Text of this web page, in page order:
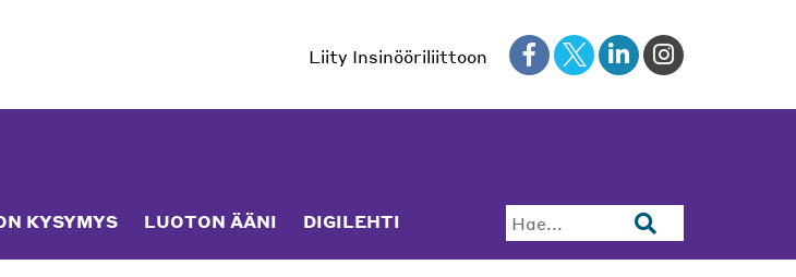
Liity Insinööriliittoon
KYSYMYS LUOTON ÄÄNI DIGILEHTI Hae...